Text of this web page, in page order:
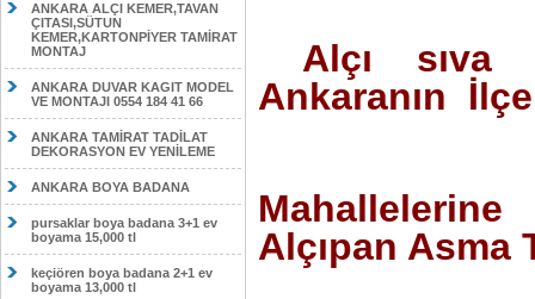
ANKARA ALÇI KEMER,TAVAN
ÇITASI,SÜTUN
KEMER,KARTONPİYER TAMİRAT
MONTAJ
ANKARA DUVAR KAGIT MODEL
VE MONTAJI 0554 184 41 66
ANKARA TAMİRAT TADİLAT
DEKORASYON EV YENİLEME
ANKARA BOYA BADANA
pursaklar boya badana 3+1 ev
boyama 15,000 tl
keçiören boya badana 2+1 ev
boyama 13,000 tl
Alçı sıva
Ankaranın
Alçıpan